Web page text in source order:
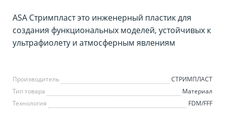
ASA Стримпласт это инженерный пластик для
создания функциональных моделей, устойчивых к
ультрафиолету и атмосферным явлениям
Производитель
СТРИМПЛАСТ
Тип товара
Материал
Технология
FDM/FFF